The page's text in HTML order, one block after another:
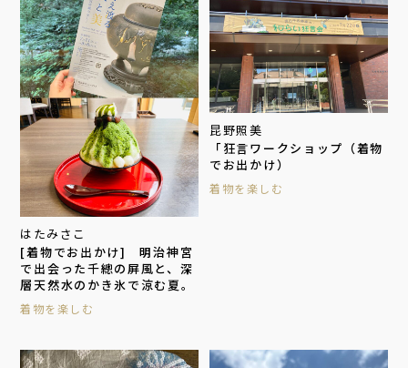
はたみさこ
[着物でお出かけ] 明治神宮
で出会った千總の屏風と、深
層天然水のかき氷で涼む夏。
着物を楽しむ
昆野照美
「狂言ワークショップ（着物
でお出かけ）
着物を楽しむ